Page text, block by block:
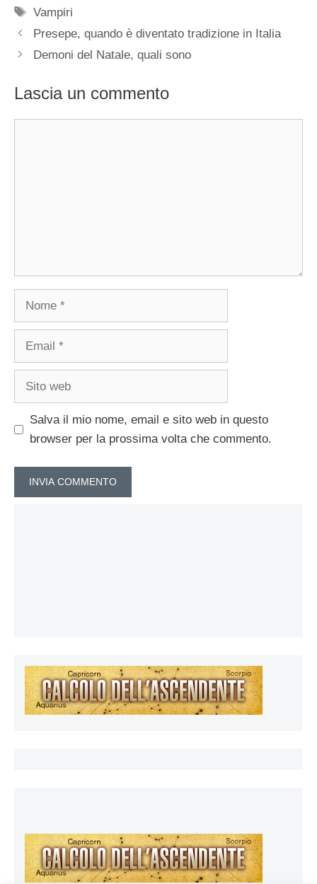
Tag
Vampiri
Presepe, quando è diventato tradizione in Italia
Demoni del Natale, quali sono
Lascia un commento
Nome
Email
Sito
Salva il mio nome, email e sito web in questo
browser per la prossima volta che commento.